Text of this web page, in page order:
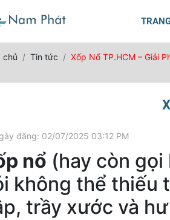
chủ Tin tức Xốp Nổ TP.HCM – Giải
đăng: 02/07/2025 03:12 PM
nổ (hay còn gọi
không thể thiếu
trầy xước và